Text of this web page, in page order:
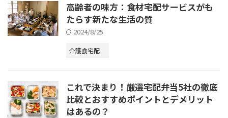
高齢者の味方：食材宅配サービスがも
たらす新たな生活の質
2024/8/25
介護食宅配
これで決まり！厳選宅配弁当5社の徹底
比較とおすすめポイントとデメリット
はあるの？